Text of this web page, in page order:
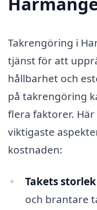
Takrengöring i
tjänst för att
hållbarhet och
på takrengöring
flera faktorer.
viktigaste
kostnaden:
Takets
och brantare